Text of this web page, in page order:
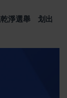
乾淨選舉 划出